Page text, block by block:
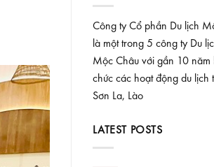
Công ty Cổ phần Du lịch
là một trong 5 công ty Du
Mộc Châu với gần 10 năm
chức các hoạt động du lịch
Sơn La, Lào
LATEST POSTS